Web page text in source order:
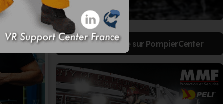
Votre publicité sur PompierCenter